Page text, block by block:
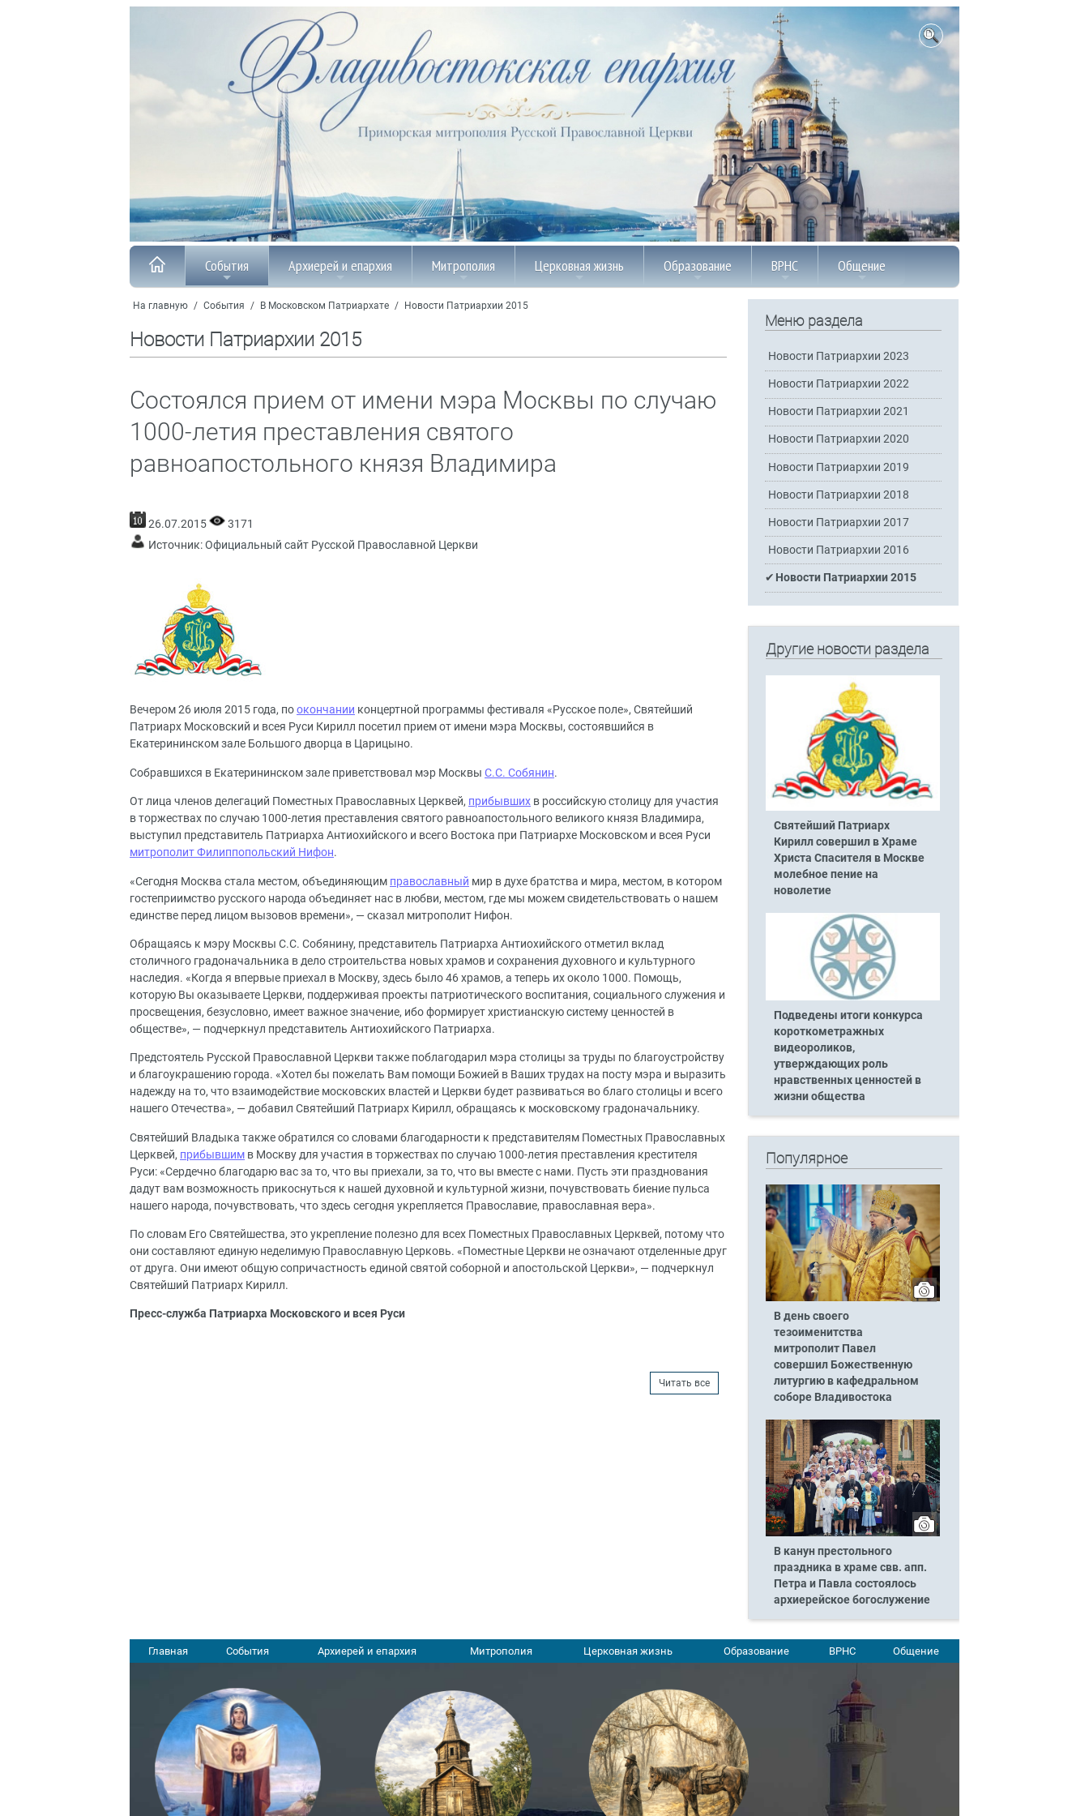
События Архиерей и епархия Митрополия Церковная жизнь Образование ВРНС Общение
На главную / События / В Московском Патриархате / Новости Патриархии 2015
Новости Патриархии 2015
Состоялся прием от имени мэра Москвы по случаю
1000-летия преставления святого
равноапостольного князя Владимира
26.07.2015
3171
Источник:Официальный сайт Русской Православной Церкви
Вечером 26 июля 2015 года, поокончании концертной программы фестиваля «Русское поле», Святейший
Патриарх Московский и всея Руси Кирилл посетил прием от имени мэра Москвы, состоявшийся в
Екатерининском зале Большого дворца в Царицыно.
Собравшихся в Екатерининском зале приветствовал мэр Москвы С.С. Собянин.
От лица членов делегаций Поместных Православных Церквей, прибывших в российскую столицу для участия
в торжествах по случаю 1000-летия преставления святого равноапостольного великого князя Владимира,
выступил представитель Патриарха Антиохийского и всего Востока при Патриархе Московском и всея Руси
митрополит Филиппопольский Нифон.
«Сегодня Москва стала местом, объединяющим православный мир в духе братства и мира, местом, в котором
гостеприимство русского народа объединяет нас в любви, местом, где мы можем свидетельствовать о нашем
единстве перед лицом вызовов времени», — сказал митрополит Нифон.
Обращаясь к мэру Москвы С.С. Собянину, представитель Патриарха Антиохийского отметил вклад
столичного градоначальника в дело строительства новых храмов и сохранения духовного и культурного
наследия. «Когда я впервые приехал в Москву, здесь было 46 храмов, а теперь их около 1000. Помощь,
которую Вы оказываете Церкви, поддерживая проекты патриотического воспитания, социального служения и
просвещения, безусловно, имеет важное значение, ибо формирует христианскую систему ценностей в
обществе», — подчеркнул представитель Антиохийского Патриарха.
Предстоятель Русской Православной Церкви также поблагодарил мэра столицы за труды по благоустройству
и благоукрашению города. «Хотел бы пожелать Вам помощи Божией в Ваших трудах на посту мэра и выразить
надежду на то, что взаимодействие московских властей и Церкви будет развиваться во благо столицы и всего
нашего Отечества», — добавил Святейший Патриарх Кирилл, обращаясь к московскому градоначальнику.
Святейший Владыка также обратился со словами благодарности к представителям Поместных Православных
Церквей, прибывшим в Москву для участия в торжествах по случаю 1000-летия преставления крестителя
Руси: «Сердечно благодарю вас за то, что вы приехали, за то, что вы вместе с нами. Пусть эти празднования
дадут вам возможность прикоснуться к нашей духовной и культурной жизни, почувствовать биение пульса
нашего народа, почувствовать, что здесь сегодня укрепляется Православие, православная вера».
По словам Его Святейшества, это укрепление полезно для всех Поместных Православных Церквей, потому что
они составляют единую неделимую Православную Церковь. «Поместные Церкви не означают отделенные друг
от друга. Они имеют общую сопричастность единой святой соборной и апостольской Церкви», — подчеркнул
Святейший Патриарх Кирилл.
Пресс-служба Патриарха Московского и всея Руси
Читать все
Меню раздела
Новости Патриархии 2023
Новости Патриархии 2022
Новости Патриархии 2021
Новости Патриархии 2020
Новости Патриархии 2019
Новости Патриархии 2018
Новости Патриархии 2017
Новости Патриархии 2016
Новости Патриархии 2015
Другие новости раздела
Святейший Патриарх
Кирилл совершил в Храме
Христа Спасителя в Москве
молебное пение на
новолетие
Подведены итоги конкурса
короткометражных
видеороликов,
утверждающих роль
нравственных ценностей в
жизни общества
Популярное
В день своего
тезоименитства
митрополит Павел
совершил Божественную
литургию в кафедральном
соборе Владивостока
В канун престольного
праздника в храме свв. апп.
Петра и Павла состоялось
архиерейское богослужение
Главная События Архиерей и епархия Митрополия Церковная жизнь Образование ВРНС Общение